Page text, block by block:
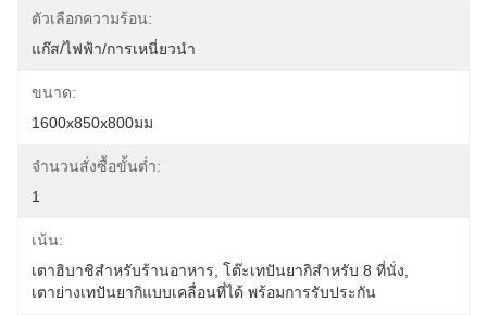
ตัวเลือกความร้อน:
แก๊ส/ไฟฟ้า/การเหนี่ยวนำ
ขนาด:
1600x850x800มม
จำนวนสั่งซื้อขั้นต่ำ:
1
เน้น:
เตาฮิบาชิสำหรับร้านอาหาร โต๊ะเทปันยากิสำหรับ 8 ที่นั่ง
เตาย่างเทปันยากิแบบเคลื่อนที่ได้ พร้อมการรับประกัน